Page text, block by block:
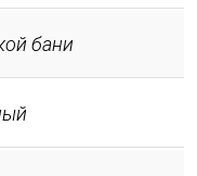
бани